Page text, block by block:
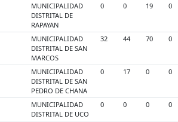
MUNICIPALIDAD
DISTRITAL DE
RAPAYAN
0 0 19 0
MUNICIPALIDAD
DISTRITAL DE SAN
MARCOS
32 44 70 0
MUNICIPALIDAD
DISTRITAL DE SAN
PEDRO DE CHANA
0 17 0 0
MUNICIPALIDAD
DISTRITAL DE UCO
0 0 0 0